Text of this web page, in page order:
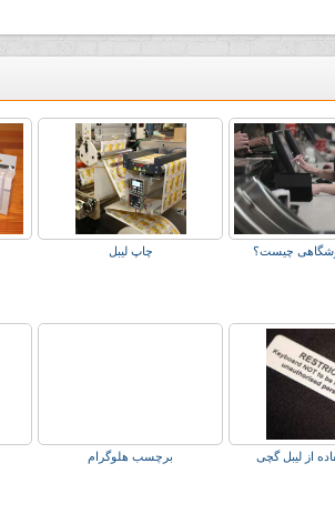
چیست؟ چاپ لیبل
از لیبل گچی برچسب هلوگرام